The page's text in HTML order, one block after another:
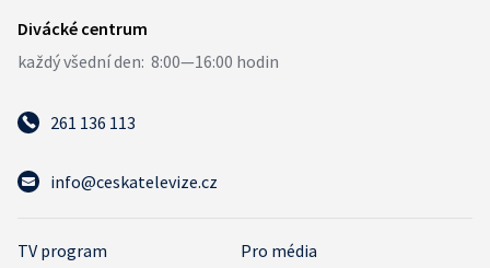
261 136 113
info@ceskatelevize.cz
TV program
Pro média